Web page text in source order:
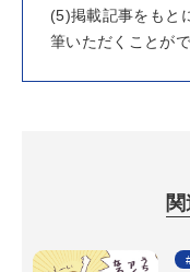
(5)掲載記事をもと
筆いただくことが